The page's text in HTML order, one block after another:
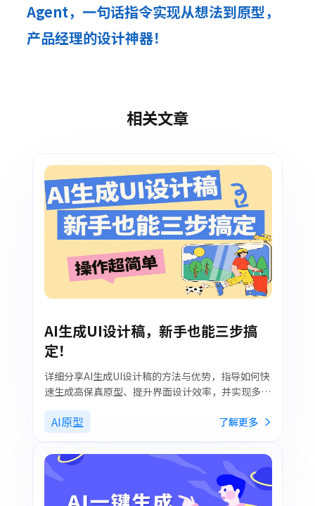
Agent，一句话指令实现从想法到原型，
产品经理的设计神器！
相关文章
AI生成UI设计稿，新手也能三步搞
定！
详细分享AI生成UI设计稿的方法与优势，指导如何快
速生成高保真原型、提升界面设计效率，并实现多设
AI原型 了解更多